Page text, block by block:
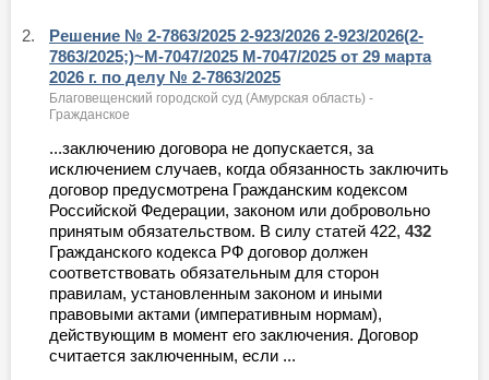
2.
Решение № 2-7863/2025 2-923/2026 2-923/2026(2-
7863/2025;)~М-7047/2025 М-7047/2025 от 29 марта
2026 г. по делу № 2-7863/2025
Благовещенский городской суд (Амурская область) -
Гражданское
...заключению договора не допускается, за
исключением случаев, когда обязанность заключить
договор предусмотрена Гражданским кодексом
Российской Федерации, законом или добровольно
принятым обязательством. В силу статей 422, 432
Гражданского кодекса РФ договор должен
соответствовать обязательным для сторон
правилам, установленным законом и иными
правовыми актами (императивным нормам),
действующим в момент его заключения. Договор
считается заключенным, если ...